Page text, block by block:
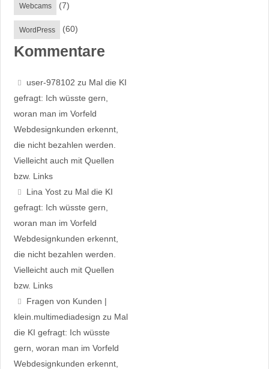
Webcams (7)
WordPress (60)
Kommentare
user-978102 zu Mal die KI
gefragt: Ich wüsste gern,
woran man im Vorfeld
Webdesignkunden erkennt,
die nicht bezahlen werden.
Vielleicht auch mit Quellen
bzw. Links
Lina Yost zu Mal die KI
gefragt: Ich wüsste gern,
woran man im Vorfeld
Webdesignkunden erkennt,
die nicht bezahlen werden.
Vielleicht auch mit Quellen
bzw. Links
Fragen von Kunden |
klein.multimedia­design zu Mal
die KI gefragt: Ich wüsste
gern, woran man im Vorfeld
Webdesignkunden erkennt,